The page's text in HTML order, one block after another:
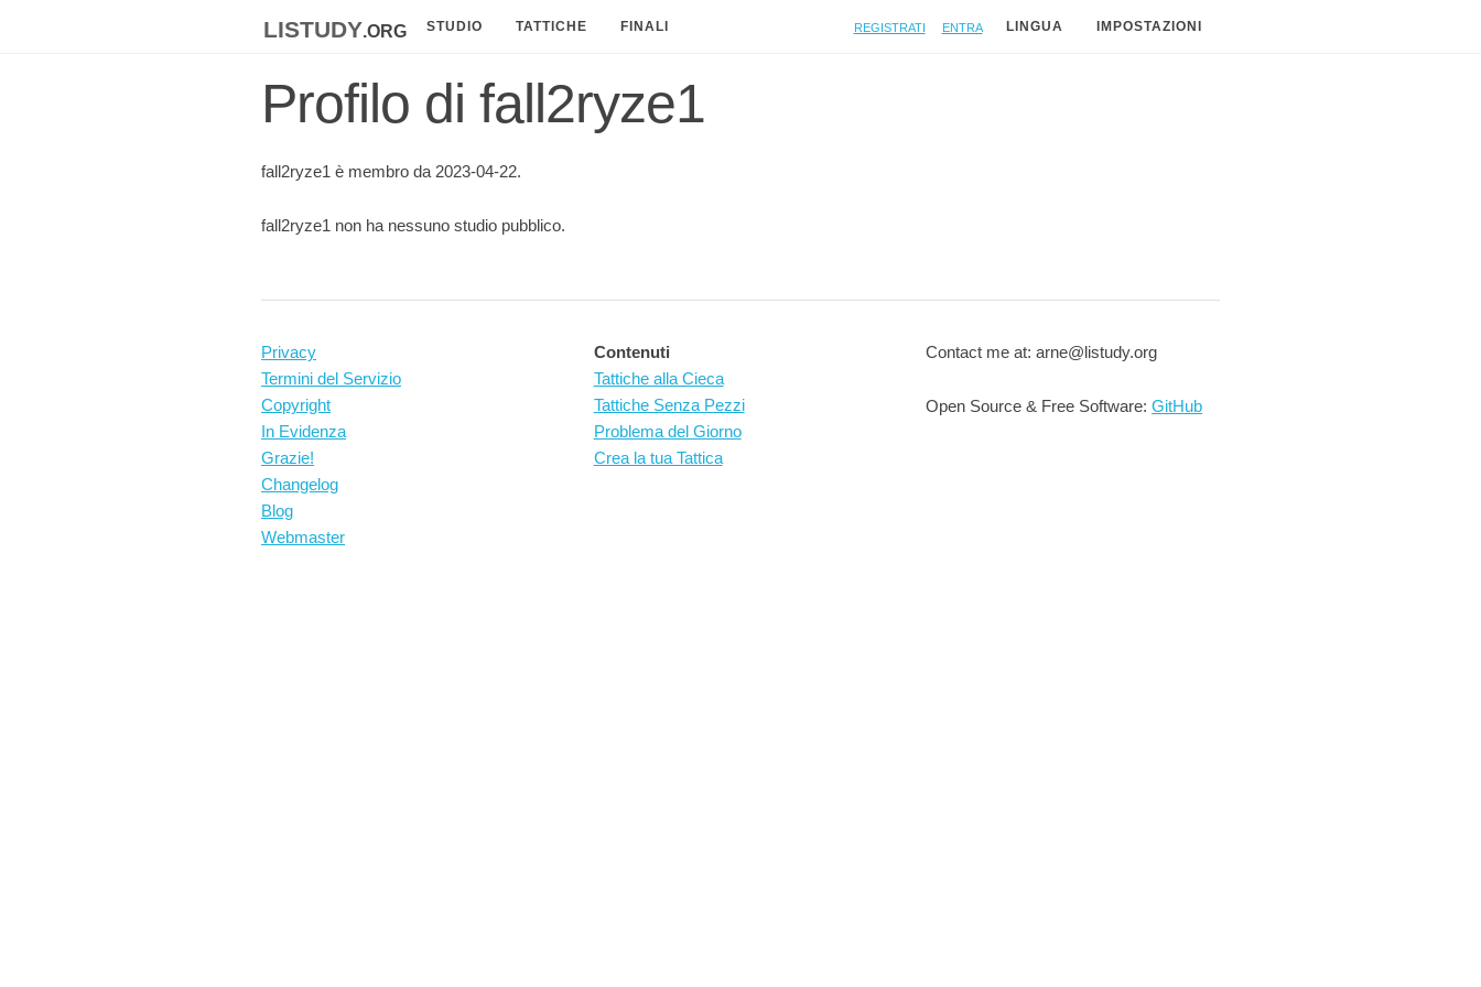
listudy.org STUDIO TATTICHE FINALI Registrati Entra LINGUA IMPOSTAZIONI
Profilo di fall2ryze1
fall2ryze1 è membro da 2023-04-22.
fall2ryze1 non ha nessuno studio pubblico.
Privacy
Termini del Servizio
Copyright
In Evidenza
Grazie!
Changelog
Blog
Webmaster
Contenuti
Tattiche alla Cieca
Tattiche Senza Pezzi
Problema del Giorno
Crea la tua Tattica
Contact me at: arne@listudy.org
Open Source & Free Software:GitHub